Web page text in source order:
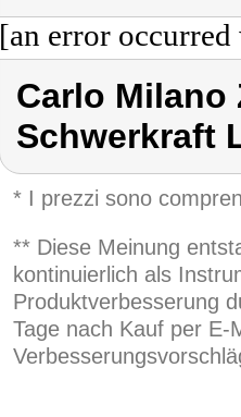
[an error
Carlo Milano
Schwerkraft
* I prezzi sono
** Diese Meinung
kontinuierlich als
Produktverbesserung
Tage nach Kauf per E-